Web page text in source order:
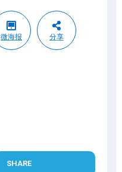
微海报 分享
SHARE